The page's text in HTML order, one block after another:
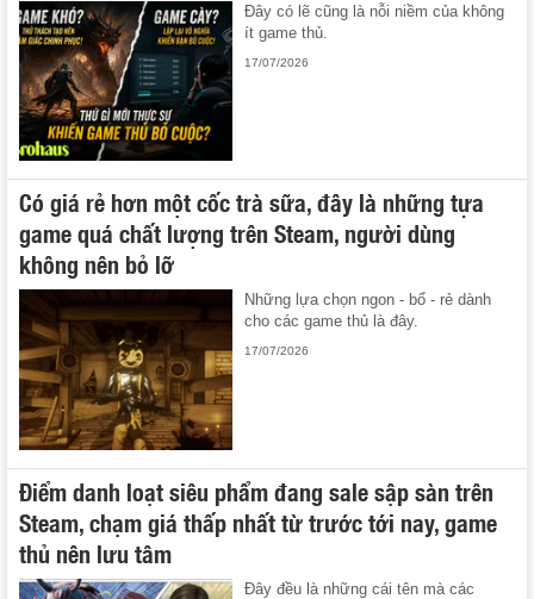
Đây có lẽ cũng là nỗi niềm của không
ít game thủ.
17/07/2026
Có giá rẻ hơn một cốc trà sữa, đây là những tựa
game quá chất lượng trên Steam, người dùng
không nên bỏ lỡ
Những lựa chọn ngon - bổ - rẻ dành
cho các game thủ là đây.
17/07/2026
Điểm danh loạt siêu phẩm đang sale sập sàn trên
Steam, chạm giá thấp nhất từ trước tới nay, game
thủ nên lưu tâm
Đây đều là những cái tên mà các